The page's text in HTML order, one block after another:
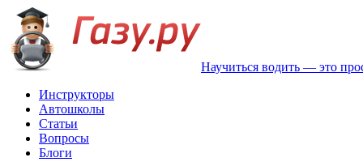
Научиться водить — это
Инструкторы
Автошколы
Статьи
Вопросы
Блоги